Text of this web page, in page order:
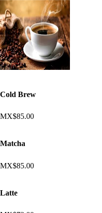
Cold Brew
MX$85.00
Matcha
MX$85.00
Latte